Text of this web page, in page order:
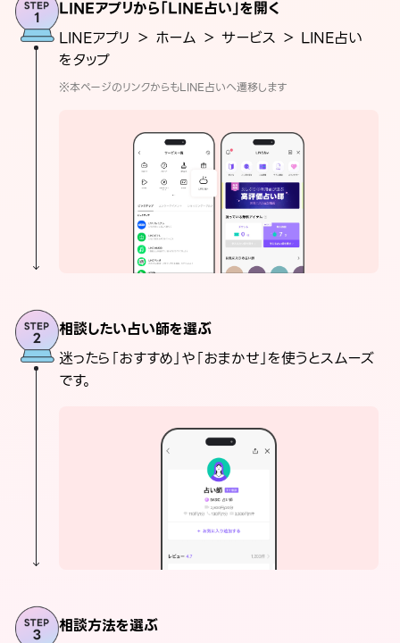
LINEアプリから「LINE占い」を開く
LINEアプリ ＞ ホーム ＞ サービス ＞ LINE占い
をタップ
※本ページのリンクからもLINE占いへ遷移します
相談したい占い師を選ぶ
迷ったら「おすすめ」や「おまかせ」を使うとスムーズ
です。
相談方法を選ぶ